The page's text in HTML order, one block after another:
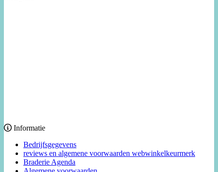
Informatie
Bedrijfsgegevens
reviews en algemene voorwaarden webwinkelkeurmerk
Braderie Agenda